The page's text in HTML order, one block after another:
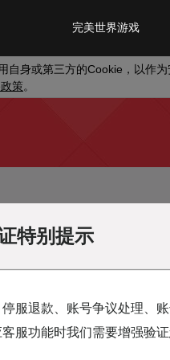
完美世界游戏
自身或第三方的Cookie ，以作
政策。
特别提示
服退款、账号争议处理、
服功能时我们需要增强验